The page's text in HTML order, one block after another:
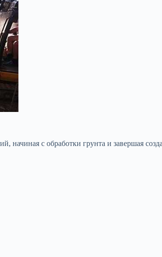
начиная с обработки грунта и завершая